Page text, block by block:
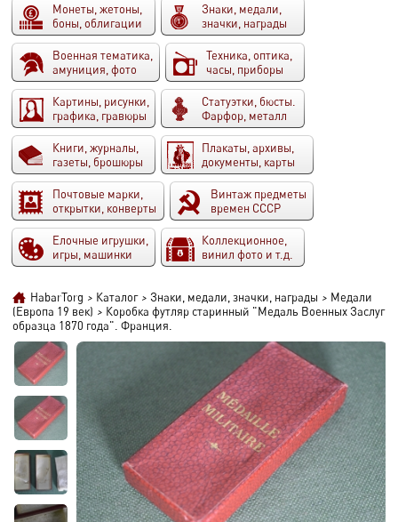
Монеты, жетоны,
боны, облигации
Знаки, медали,
значки, награды
Военная тематика,
амуниция, фото
Техника, оптика,
часы, приборы
Картины, рисунки,
графика, гравюры
Статуэтки, бюсты.
Фарфор, металл
Книги, журналы,
газеты, брошюры
Плакаты, архивы,
документы, карты
Почтовые марки,
открытки, конверты
Винтаж предметы
времен СССР
Елочные игрушки,
игры, машинки
Коллекционное,
винил фото и т.д.
HabarTorg > Каталог > Знаки, медали, значки, награды > Медали
(Европа 19 век) > Коробка футляр старинный "Медаль Военных Заслуг
образца 1870 года". Франция.